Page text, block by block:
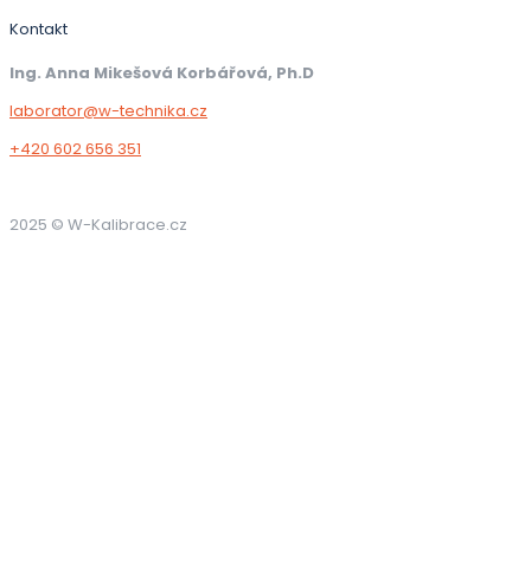
Kontakt
Ing. Anna Mikešová Korbářová, Ph.D
laborator@w-technika.cz
+420 602 656 351
2025 © W-Kalibrace.cz